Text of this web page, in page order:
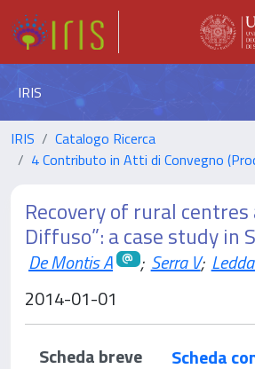
IRIS
IRIS
Catalogo Ricerca
4 Contributo in Atti di Convegno
Recovery of rural centres
Diffuso”: a case study in
De Montis A ; Serra V;
2014-01-01
Scheda breve
Scheda